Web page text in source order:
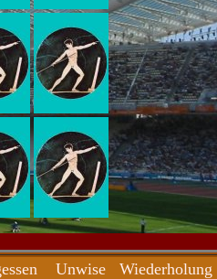
Unwise Wiederholung